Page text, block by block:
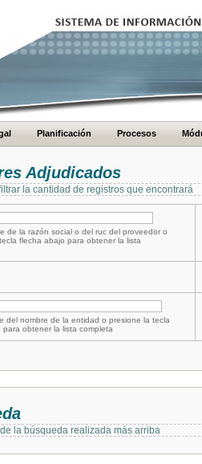
Planificación Procesos
Adjudicados
la cantidad de registros que encontrará
de la razón social o del ruc del proveedor o
flecha abajo para obtener la lista
del nombre de la entidad o presione la tecla
para obtener la lista completa
la búsqueda realizada más arriba